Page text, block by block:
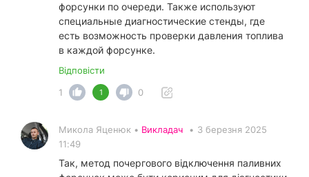
форсунки по очереди. Также используют
специальные диагностические стенды, где
есть возможность проверки давления топлива
в каждой форсунке.
Відповісти
1
1 0
Микола Яценюк • Викладач • 3 березня 2025
11:49
Так, метод почергового відключення паливних